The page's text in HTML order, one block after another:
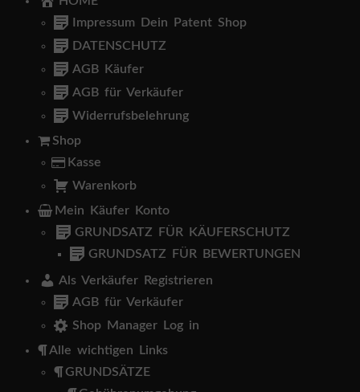
Impressum Dein Patent Shop
DATENSCHUTZ
AGB Käufer
AGB für Verkäufer
Widerrufsbelehrung
Shop
Kasse
Warenkorb
Mein Käufer Konto
GRUNDSATZ FÜR KÄUFERSCHUTZ
GRUNDSATZ FÜR BEWERTUNGEN
Als Verkäufer Registrieren
AGB für Verkäufer
Shop Manager Log in
Alle wichtigen Links
GRUNDSÄTZE